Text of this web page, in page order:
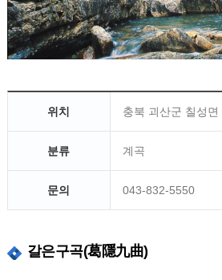
위치 충북 괴산군 칠성
분류 계곡
문의 043-832-5550
갈은구곡(葛隱九曲)